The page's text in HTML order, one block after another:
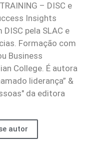
– DISC e
Insights
pela SLAC e
Formação com
Business
College. É autora
liderança” &
da editora
autor